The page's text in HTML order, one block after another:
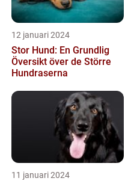
12 januari 2024
Stor Hund: En Grundlig
Översikt över de Större
Hundraserna
11 januari 2024